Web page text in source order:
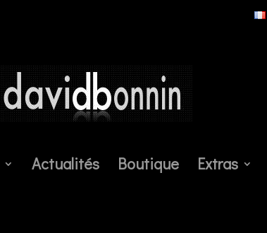
Actualités Boutique Extras